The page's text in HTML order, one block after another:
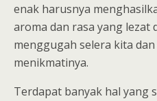
enak harusnya
aroma dan rasa yang lezat
menggugah selera kita
menikmatinya.
Terdapat banyak hal yang